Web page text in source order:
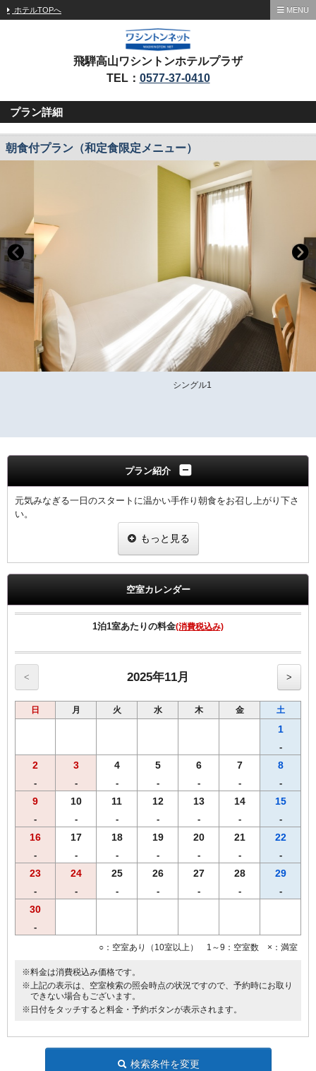
ホテルTOPへ MENU
飛騨高山ワシントンホテルプラザ
TEL： 0577-37-0410
プラン詳細
朝食付プラン（和定食限定メニュー）
シングル1
プラン紹介
元気みなぎる一日のスタートに温かい手作り朝食をお召し上がり下さ
い。
領収書は、宿泊代として一括表記されます。
飛騨の郷土料理を豊富に盛り込んだ和定食（現在和朝食のみの提供と
なります）
完備。
・ご宿泊者様専用の大浴場をご利用いただけます。
もっと見る
空室カレンダー
1泊1室あたりの料金(消費税込み)
< 2025年11月 >
日 月 火 水 木 金 土
1
-
2
-
3
-
4
-
5
-
6
-
7
-
8
-
9
-
10
-
11
-
12
-
13
-
14
-
15
-
16
-
17
-
18
-
19
-
20
-
21
-
22
-
23
-
24
-
25
-
26
-
27
-
28
-
29
-
30
-
○：空室あり（10室以上） 1～9：空室数 ×：満室
※料金は消費税込み価格です。
※上記の表示は、空室検索の照会時点の状況ですので、予約時にお取り
できない場合もございます。
※日付をタッチすると料金・予約ボタンが表示されます。
検索条件を変更